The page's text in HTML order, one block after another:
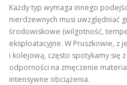
Każdy typ wymaga innego
nierdzewnych musi uwzględniać
środowiskowe (wilgotność,
eksploatacyjne. W Pruszkowie, z
i kolejową, często spotykamy się
odporności na zmęczenie
intensywne obciążenia.